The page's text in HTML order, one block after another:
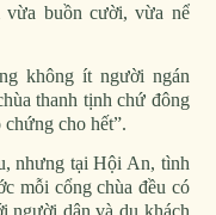
vừa buồn cười, vừa nể
không ít người ngán
thanh tịnh chứ đông
cho hết”.
nhưng tại Hội An, tình
mỗi cổng chùa đều có
người dân và du khách